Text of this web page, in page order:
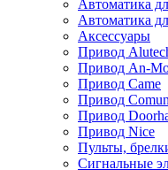
Автоматика
Автоматика
Аксессуары
Привод
Привод An-
Привод Came
Привод
Привод
Привод Nice
Пульты,
Сигнальные